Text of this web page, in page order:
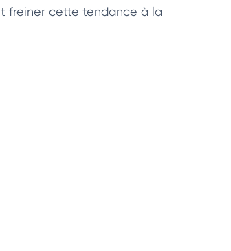
freiner cette tendance à la